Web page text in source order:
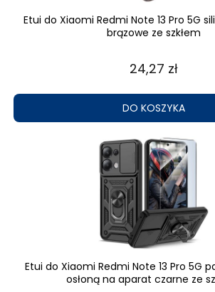
Etui do Xiaomi Redmi Note 13 Pro 5G
brązowe ze szkłem
24,27 zł
DO KOSZYKA
Etui do Xiaomi Redmi Note 13 Pro 5G
osłoną na aparat czarne ze